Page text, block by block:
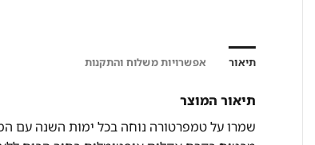
תיאור אפשרויות משלוח והתקנות
תיאור המוצר
שמרו על טמפרטורה נוחה בכל ימות השנה עם